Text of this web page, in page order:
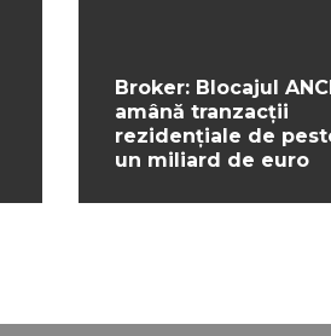
Broker: Blocajul
amână tranzacții
rezidențiale de
un miliard de euro